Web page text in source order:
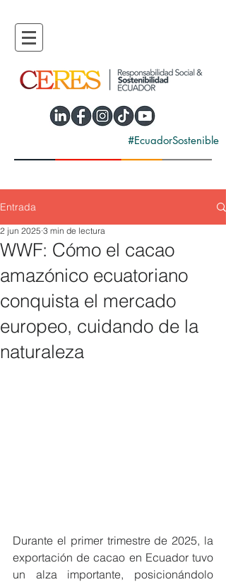
#EcuadorSostenible
Entrada
WWF: Cómo el cacao
amazónico ecuatoriano
conquista el mercado
europeo, cuidando de la
naturaleza
2 jun 2025 3 min de lectura
Durante el primer trimestre de 2025, la
exportación de cacao en Ecuador tuvo
un alza importante, posicionándolo